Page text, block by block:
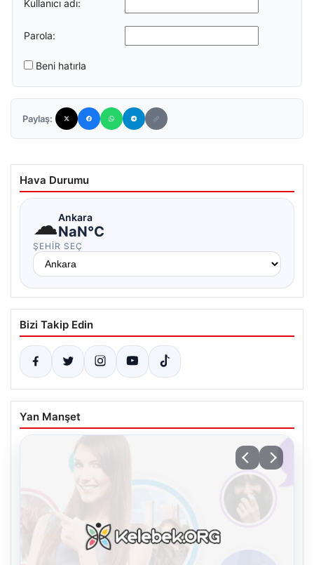
Kullanıcı adı:
Parola:
Beni hatırla
Paylaş:
Hava Durumu
☁Ankara
NaN°C
ŞEHIR SEÇ
Bizi Takip Edin
Yan Manşet